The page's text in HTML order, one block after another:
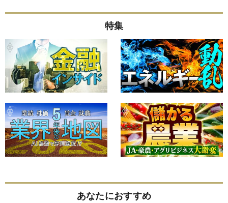
特集
あなたにおすすめ